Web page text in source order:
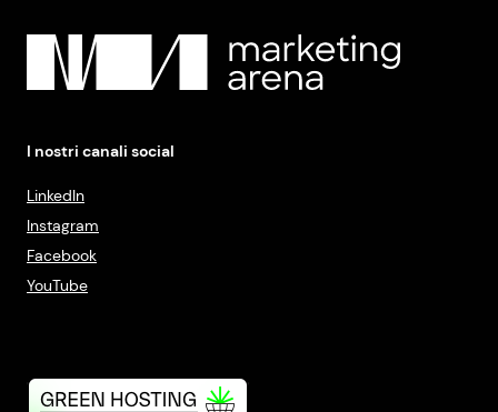
I nostri canali social
LinkedIn
Instagram
Facebook
YouTube